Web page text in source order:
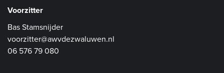
Voorzitter
Bas Stamsnijder
voorzitter@awvdezwaluwen.nl
06 576 79 080